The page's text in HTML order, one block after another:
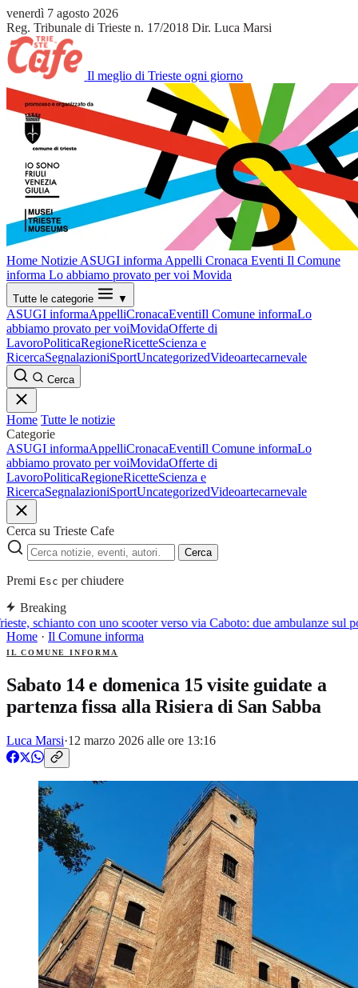
venerdì 7 agosto 2026
Reg. Tribunale di Trieste n. 17/2018 Dir. Luca Marsi
Il meglio di Trieste ogni giorno
Home Notizie ASUGI informa Appelli Cronaca Eventi Il Comune
informa Lo abbiamo provato per voi Movida
Tutte le categorie ▼
ASUGI informaAppelliCronacaEventiIl Comune informaLo
abbiamo provato per voiMovidaOfferte di
LavoroPoliticaRegioneRicetteScienza e
RicercaSegnalazioniSportUncategorizedVideoartecarnevale
Cerca
Home Tutte le notizie
Categorie
ASUGI informaAppelliCronacaEventiIl Comune informaLo
abbiamo provato per voiMovidaOfferte di
LavoroPoliticaRegioneRicetteScienza e
RicercaSegnalazioniSportUncategorizedVideoartecarnevale
Cerca su Trieste Cafe
Cerca
Premi Esc per chiudere
Breaking
schianto con uno scooter verso via Caboto: due ambulanze sul
Home · Il Comune informa
IL COMUNE INFORMA
Sabato 14 e domenica 15 visite guidate a
partenza fissa alla Risiera di San Sabba
Luca Marsi·12 marzo 2026 alle ore 13:16